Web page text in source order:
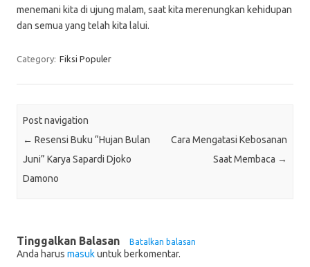
menemani kita di ujung malam, saat kita merenungkan kehidupan
dan semua yang telah kita lalui.
Category: Fiksi Populer
Post navigation
← Resensi Buku “Hujan Bulan
Juni” Karya Sapardi Djoko
Damono
Cara Mengatasi Kebosanan
Saat Membaca →
Tinggalkan Balasan Batalkan balasan
Anda harus masukuntuk berkomentar.